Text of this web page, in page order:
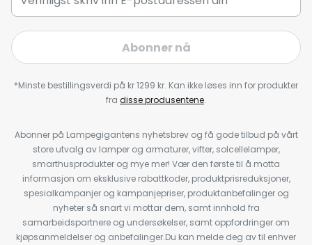
Abonner nå
*Minste bestillingsverdi på kr 1299 kr. Kan ikke løses inn for produkter
fra disse produsentene.
Abonner på Lampegigantens nyhetsbrev og få gode tilbud på vårt
store utvalg av lamper og armaturer, vifter, solcellelamper,
smarthusprodukter og mye mer! Vær den første til å motta
informasjon om eksklusive rabattkoder, produktprisreduksjoner,
spesialkampanjer og kampanjepriser, produktanbefalinger og
nyheter så snart vi mottar dem, samt innhold fra
samarbeidspartnere og undersøkelser, samt oppfordringer om
kjøpsanmeldelser og anbefalinger.Du kan melde deg av til enhver